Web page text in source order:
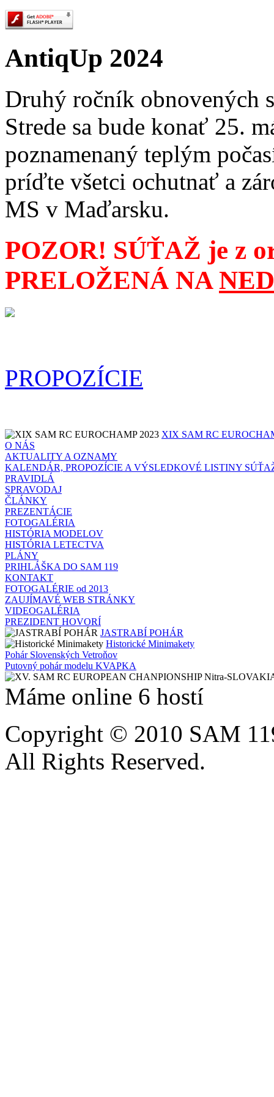
AntiqUp 2024
Druhý ročník obnovených
Strede sa bude konať 25.
poznamenaný teplým
príďte všetci ochutnať a
MS v Maďarsku.
POZOR! SÚŤAŽ je z
PRELOŽENÁ NA
PROPOZÍCIE
XIX SAM RC
O NÁS
AKTUALITY A OZNAMY
KALENDÁR, PROPOZÍCIE A VÝSLEDKOVÉ LISTINY
PRAVIDLÁ
SPRAVODAJ
ČLÁNKY
PREZENTÁCIE
FOTOGALÉRIA
HISTÓRIA MODELOV
HISTÓRIA LETECTVA
PLÁNY
PRIHLÁŠKA DO SAM 119
KONTAKT
FOTOGALÉRIE od 2013
ZAUJÍMAVÉ WEB STRÁNKY
VIDEOGALÉRIA
PREZIDENT HOVORÍ
JASTRABÍ POHÁR
Historické Minimakety
Pohár Slovenských Vetroňov
Putovný pohár modelu KVAPKA
Máme online 6 hostí
Copyright © 2010 SAM
All Rights Reserved.